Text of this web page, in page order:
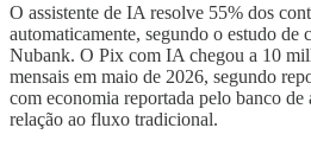
O assistente de IA resolve 55% dos
automaticamente, segundo o estudo de
Nubank. O Pix com IA chegou a 10
mensais em maio de 2026, segundo
com economia reportada pelo banco de
relação ao fluxo tradicional.